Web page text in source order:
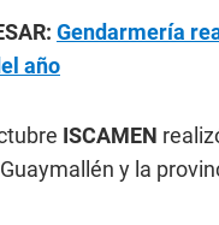
Gendarmería
año
ISCAMEN
y la